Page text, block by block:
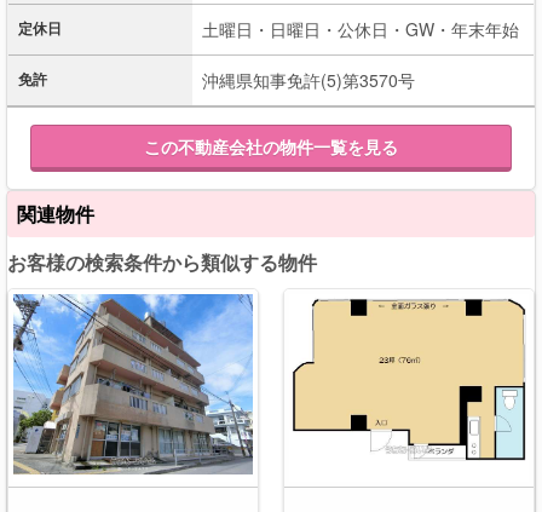
定休日 土曜日・日曜日・公休日・GW・年末年始
免許 沖縄県知事免許(5)第3570号
この不動産会社の物件一覧を見る
関連物件
お客様の検索条件から類似する物件